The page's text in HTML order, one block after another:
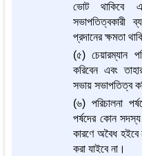
ভোট থাকিবে
সভাপতিত্বকারী
প্রদানের ক্ষমতা
(৫) চেয়ারম্যান
করিবেন এবং
সভায় সভাপতিত্ব
(৬) পরিচালনা
পর্ষদের কোন সদস্য
কারণে অবৈধ
করা যাইবে না।